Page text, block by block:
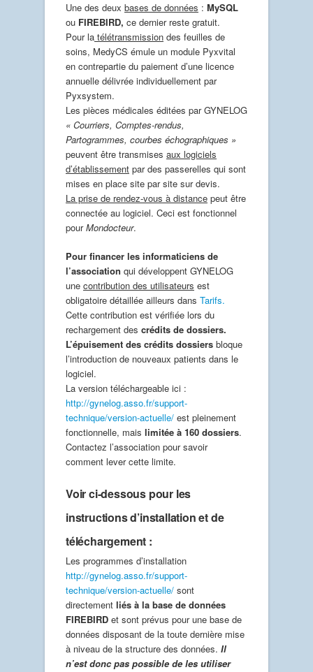
Une des deux bases de données : MySQL
ou FIREBIRD, ce dernier reste gratuit.
Pour la télétransmission des feuilles de
soins, MedyCS émule un module Pyxvital
en contrepartie du paiement d’une licence
annuelle délivrée individuellement par
Pyxsystem.
Les pièces médicales éditées par GYNELOG
« Courriers, Comptes-rendus,
Partogrammes, courbes échographiques »
peuvent être transmises aux logiciels
d’établissement par des passerelles qui sont
mises en place site par site sur devis.
La prise de rendez-vous à distance peut être
connectée au logiciel. Ceci est fonctionnel
pourMondocteur.
Pour financer les informaticiens de
l’association qui développent GYNELOG
une contribution des utilisateurs est
obligatoire détaillée ailleurs dans Tarifs.
Cette contribution est vérifiée lors du
rechargement des crédits de dossiers.
L’épuisement des crédits dossiers bloque
l’introduction de nouveaux patients dans le
logiciel.
La version téléchargeable ici :
http://gynelog.asso.fr/support-
technique/version-actuelle/ est pleinement
fonctionnelle, mais limitée à 160 dossiers.
Contactez l’association pour savoir
comment lever cette limite.
Voir ci-dessous pour les
instructions d’installation et de
téléchargement :
Les programmes d’installation
http://gynelog.asso.fr/support-
technique/version-actuelle/ sont
directement liés à la base de données
FIREBIRD et sont prévus pour une base de
données disposant de la toute dernière mise
à niveau de la structure des données. Il
n’est donc pas possible de les utiliser